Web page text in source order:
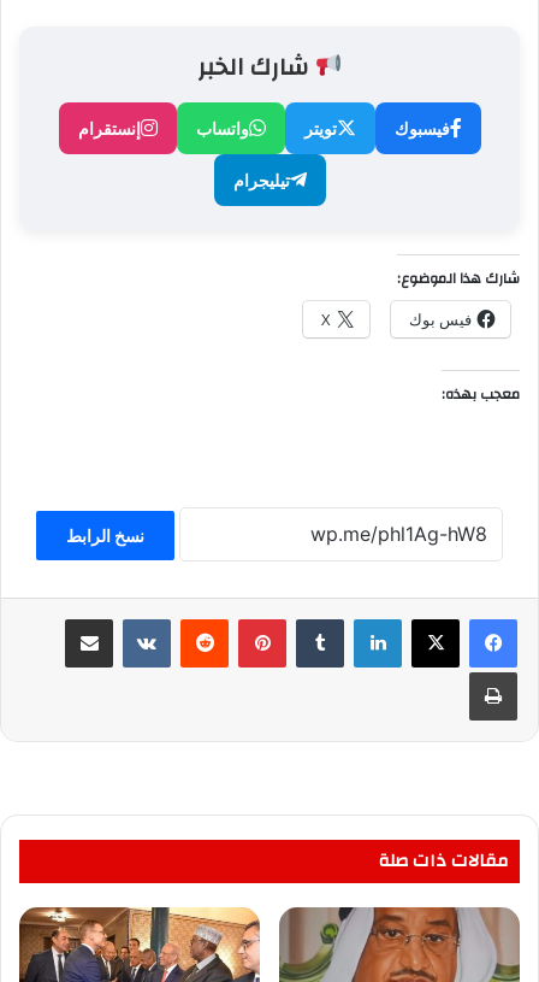
شارك الخبر
فيسبوك تويتر واتساب إنستقرام
تيليجرام
شارك هذا الموضوع:
فيس بوك X
معجب بهذه:
نسخ الرابط
لينكدإن بينتيريست مشاركة عبر البريد
طباعة
مقالات ذات صلة